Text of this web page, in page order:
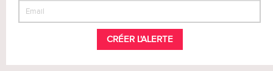
CRÉER L'ALERTE